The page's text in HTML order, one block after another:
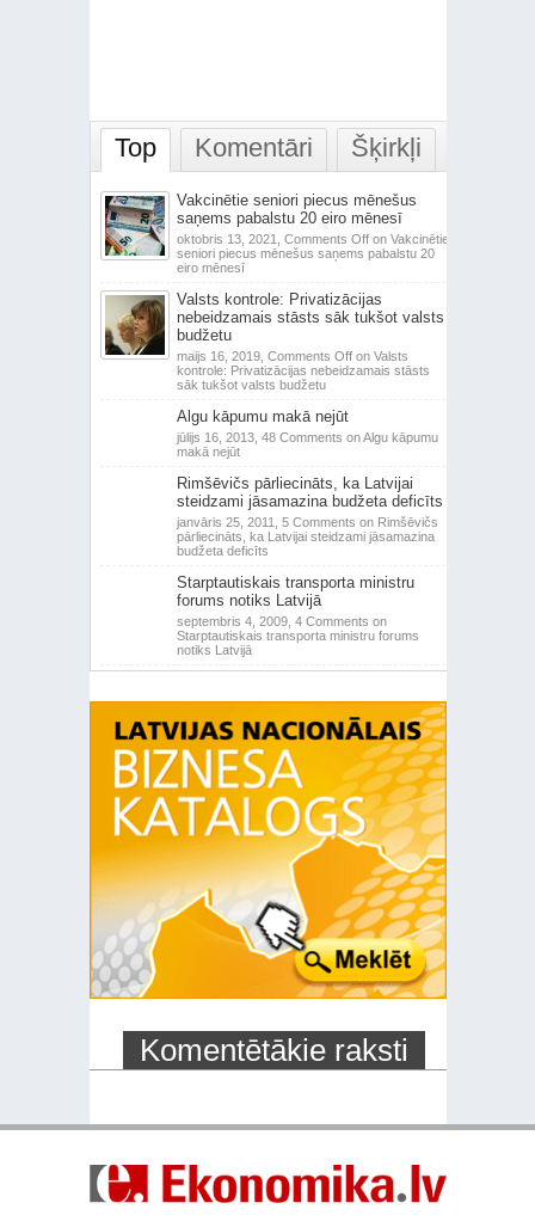
Top Komentāri Šķirkļi
Vakcinētie seniori piecus mēnešus
saņems pabalstu 20 eiro mēnesī
oktobris 13, 2021, Comments Offon Vakcinētie
seniori piecus mēnešus saņems pabalstu 20
eiro mēnesī
Valsts kontrole: Privatizācijas
nebeidzamais stāsts sāk tukšot valsts
budžetu
maijs 16, 2019, Comments Offon Valsts
kontrole: Privatizācijas nebeidzamais stāsts
sāk tukšot valsts budžetu
Algu kāpumu makā nejūt
jūlijs 16, 2013, 48 Comments on Algu kāpumu
makā nejūt
Rimšēvičs pārliecināts, ka Latvijai
steidzami jāsamazina budžeta deficīts
janvāris 25, 2011, 5 Comments on Rimšēvičs
pārliecināts, ka Latvijai steidzami jāsamazina
budžeta deficīts
Starptautiskais transporta ministru
forums notiks Latvijā
septembris 4, 2009, 4 Comments on
Starptautiskais transporta ministru forums
notiks Latvijā
Komentētākie raksti